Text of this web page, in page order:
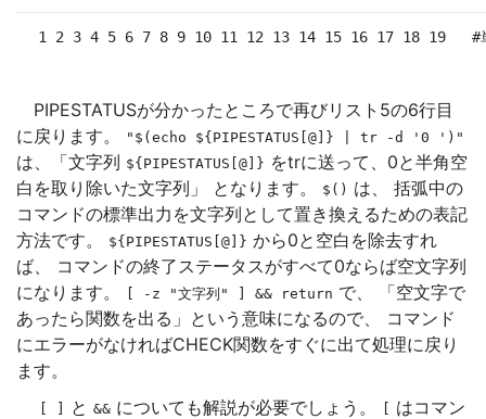
1 2 3 4 5 6 7 8 9 10 11 12 13 14 15 16 17 18 19 #
PIPESTATUSが分かったところで再びリスト5の6行目
に戻ります。
"$(echo ${PIPESTATUS[@]} tr -d '0 ')"
は、「文字列 ${PIPESTATUS[@]} をtrに送って、0と半角空
白を取り除いた文字列」 となります。
$() は、 括弧中の
コマンドの標準出力を文字列として置き換えるための表記
方法です。
${PIPESTATUS[@]} から0と空白を除去すれ
ば、 コマンドの終了ステータスがすべて0ならば空文字列
になります。
[ -z "文字列" ] && return で、 「空文字で
あったら関数を出る」という意味になるので、 コマンド
にエラーがなければCHECK関数をすぐに出て処理に戻り
ます。
[ ] と && についても解説が必要でしょう。 [ はコマン